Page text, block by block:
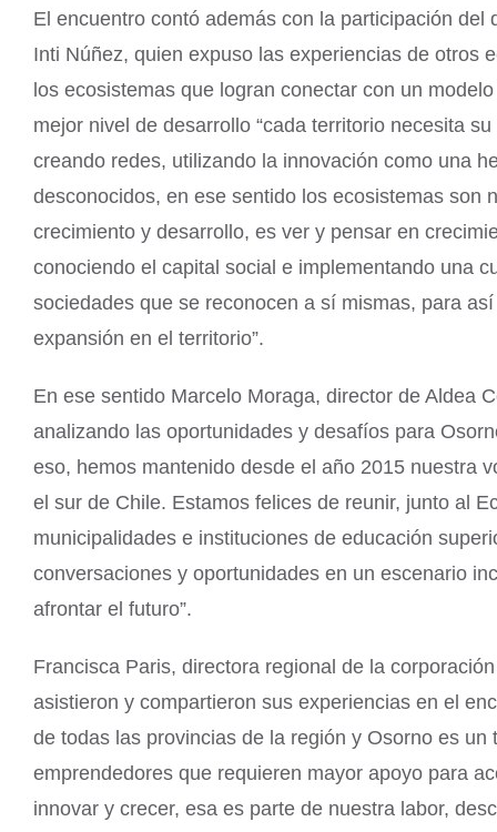
El encuentro contó además con la participación
Inti Núñez, quien expuso las experiencias de otros
los ecosistemas que logran conectar con un
mejor nivel de desarrollo “cada territorio necesita
creando redes, utilizando la innovación como una
desconocidos, en ese sentido los ecosistemas son
crecimiento y desarrollo, es ver y pensar en
conociendo el capital social e implementando una
sociedades que se reconocen a sí mismas, para
expansión en el territorio”.
En ese sentido Marcelo Moraga, director de Aldea
analizando las oportunidades y desafíos para
eso, hemos mantenido desde el año 2015 nuestra
el sur de Chile. Estamos felices de reunir, junto al
municipalidades e instituciones de educación
conversaciones y oportunidades en un escenario
afrontar el futuro”.
Francisca Paris, directora regional de la
asistieron y compartieron sus experiencias en el
de todas las provincias de la región y Osorno es
emprendedores que requieren mayor apoyo para
innovar y crecer, esa es parte de nuestra labor,